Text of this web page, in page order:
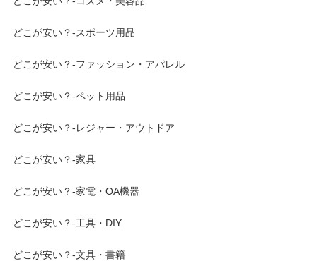
どこが安い？-スポーツ用品
どこが安い？-ファッション・アパレル
どこが安い？-ペット用品
どこが安い？-レジャー・アウトドア
どこが安い？-家具
どこが安い？-家電・OA機器
どこが安い？-工具・DIY
どこが安い？-文具・書籍